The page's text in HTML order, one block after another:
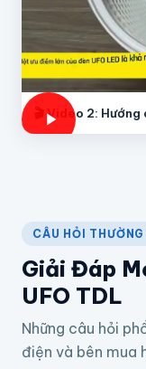
🎬 Video 2:
CÂU HỎI
Giải Đáp
UFO TDL
Những câu hỏi
điện và bên mua